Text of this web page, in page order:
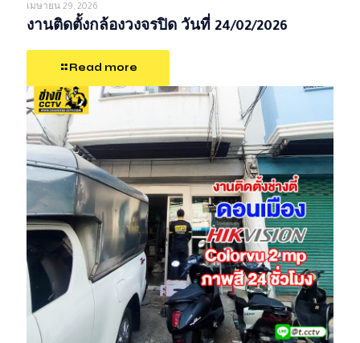
เมษายน 29, 2026
งานติดตั้งกล้องวงจรปิด วันที่ 24/02/2026
Read more